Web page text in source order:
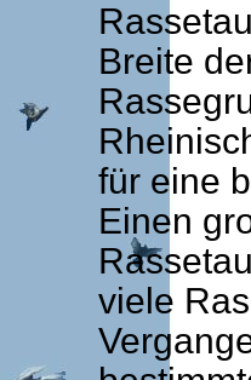
Breite
für eine
Einen
viele